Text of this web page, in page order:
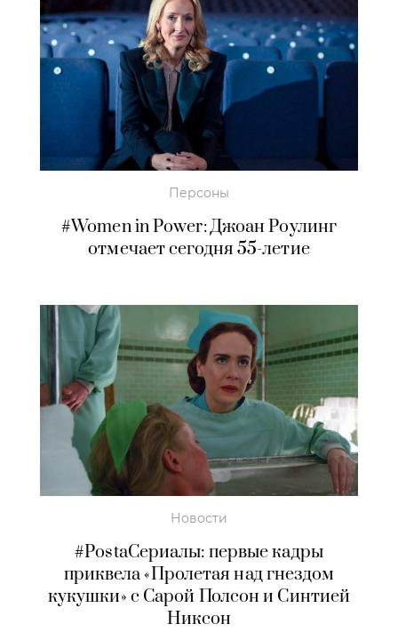
Персоны
#Women in Power: Джоан Роулинг
отмечает сегодня 55-летие
Новости
#PostaСериалы: первые кадры
приквела «Пролетая над гнездом
кукушки» с Сарой Полсон и Синтией
Никсон